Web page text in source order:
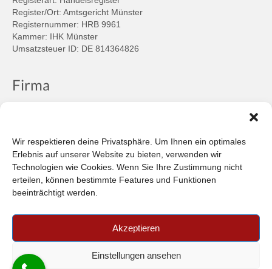
Wir respektieren deine Privatsphäre. Um Ihnen ein optimales
Erlebnis auf unserer Website zu bieten, verwenden wir
Technologien wie Cookies. Wenn Sie Ihre Zustimmung nicht
erteilen, können bestimmte Features und Funktionen
beeinträchtigt werden.
Akzeptieren
Einstellungen ansehen
Register/Ort: Amtsgericht Münster
Registernummer: HRB 9961
Kammer: IHK Münster
Umsatzsteuer ID: DE 814364826
Firma
Über uns
Informationen
Plattform der EU-Kommission zur Online-Streitbeilegung
Unsere AGB (PDF)